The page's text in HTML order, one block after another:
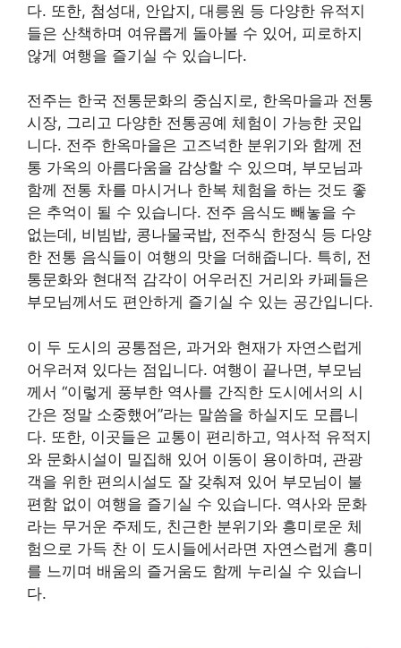
다. 또한, 첨성대, 안압지, 대릉원 등 다양한 유적지
들은 산책하며 여유롭게 돌아볼 수 있어, 피로하지
않게 여행을 즐기실 수 있습니다.
전주는 한국 전통문화의 중심지로, 한옥마을과 전통
시장, 그리고 다양한 전통공예 체험이 가능한 곳입
니다. 전주 한옥마을은 고즈넉한 분위기와 함께 전
통 가옥의 아름다움을 감상할 수 있으며, 부모님과
함께 전통 차를 마시거나 한복 체험을 하는 것도 좋
은 추억이 될 수 있습니다. 전주 음식도 빼놓을 수
없는데, 비빔밥, 콩나물국밥, 전주식 한정식 등 다양
한 전통 음식들이 여행의 맛을 더해줍니다. 특히, 전
통문화와 현대적 감각이 어우러진 거리와 카페들은
부모님께서도 편안하게 즐기실 수 있는 공간입니다.
이 두 도시의 공통점은, 과거와 현재가 자연스럽게
어우러져 있다는 점입니다. 여행이 끝나면, 부모님
께서 “이렇게 풍부한 역사를 간직한 도시에서의 시
간은 정말 소중했어”라는 말씀을 하실지도 모릅니
다. 또한, 이곳들은 교통이 편리하고, 역사적 유적지
와 문화시설이 밀집해 있어 이동이 용이하며, 관광
객을 위한 편의시설도 잘 갖춰져 있어 부모님이 불
편함 없이 여행을 즐기실 수 있습니다. 역사와 문화
라는 무거운 주제도, 친근한 분위기와 흥미로운 체
험으로 가득 찬 이 도시들에서라면 자연스럽게 흥미
를 느끼며 배움의 즐거움도 함께 누리실 수 있습니
다.